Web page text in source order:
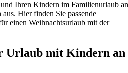
Ihren Kindern im Familienurlaub an
Hier finden Sie passende
einen Weihnachtsurlaub mit der
Urlaub mit Kindern an